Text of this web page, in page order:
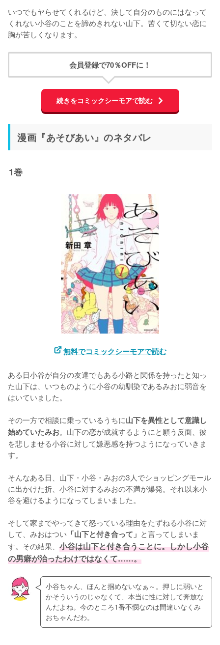
いつでもヤらせてくれるけど、決して自分のものにはなって
くれない小谷のことを諦めきれない山下。苦くて切ない恋に
胸が苦しくなります。
会員登録で70％OFFに！
続きをコミックシーモアで読む
漫画『あそびあい』のネタバレ
1巻
無料でコミックシーモアで読む
ある日小谷が自分の友達でもある小路と関係を持ったと知っ
た山下は、いつものように小谷の幼馴染であるみおに弱音を
はいていました。
その一方で相談に乗っているうちに山下を異性として意識し
始めていたみお。山下の恋が成就するようにと願う反面、彼
を悲しませる小谷に対して嫌悪感を持つようになっていきま
す。
そんなある日、山下・小谷・みおの3人でショッピングモール
に出かけた折、小谷に対するみおの不満が爆発。それ以来小
谷を避けるようになってしまいました。
そして家までやってきて怒っている理由をたずねる小谷に対
して、みおはつい 「山下と付き合って」 と言ってしまいま
す。その結果、 小谷は山下と付き合うことに。しかし小谷
の男癖が治ったわけではなくて……。
小谷ちゃん、ほんと掴めないなぁ～。押しに弱いと
かそういうのじゃなくて、本当に性に対して奔放な
んだよね。今のところ1番不憫なのは間違いなくみ
おちゃんだわ。